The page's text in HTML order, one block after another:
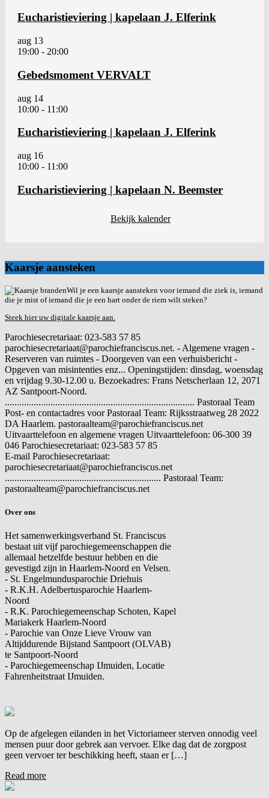
Eucharistieviering | kapelaan J. Elferink
aug 13
19:00 - 20:00
Gebedsmoment VERVALT
aug 14
10:00 - 11:00
Eucharistieviering | kapelaan J. Elferink
aug 16
10:00 - 11:00
Eucharistieviering | kapelaan N. Beemster
Bekijk kalender
Kaarsje aansteken
Wil je een kaarsje aansteken voor iemand die ziek is, iemand
die je mist of iemand die je een hart onder de riem wilt steken?
Steek hier uw digitale kaarsje aan.
Parochiesecretariaat: 023-583 57 85
parochiesecretariaat@parochiefranciscus.net. - Algemene vragen -
Reserveren van ruimtes - Doorgeven van een verhuisbericht -
Opgeven van misintenties enz... Openingstijden: dinsdag, woensdag
en vrijdag 9.30-12.00 u. Bezoekadres: Frans Netscherlaan 12, 2071
AZ Santpoort-Noord.
............................................................................... Pastoraal Team
Post- en contactadres voor Pastoraal Team: Rijksstraatweg 28 2022
DA Haarlem. pastoraalteam@parochiefranciscus.net
Uitvaarttelefoon en algemene vragen Uitvaarttelefoon: 06-300 39
046 Parochiesecretariaat: 023-583 57 85
E-mail Parochiesecretariaat:
parochiesecretariaat@parochiefranciscus.net
................................................................. Pastoraal Team:
pastoraalteam@parochiefranciscus.net
Over ons
Het samenwerkingsverband St. Franciscus
bestaat uit vijf parochiegemeenschappen die
allemaal hetzelfde bestuur hebben en die
gevestigd zijn in Haarlem-Noord en Velsen.
- St. Engelmundusparochie Driehuis
- R.K.H. Adelbertusparochie Haarlem-
Noord
- R.K. Parochiegemeenschap Schoten, Kapel
Mariakerk Haarlem-Noord
- Parochie van Onze Lieve Vrouw van
Altijddurende Bijstand Santpoort (OLVAB)
te Santpoort-Noord
- Parochiegemeenschap IJmuiden, Locatie
Fahrenheitstraat IJmuiden.
Op de afgelegen eilanden in het Victoriameer sterven onnodig veel
mensen puur door gebrek aan vervoer. Elke dag dat de zorgpost
geen vervoer ter beschikking heeft, staan er […]
Read more